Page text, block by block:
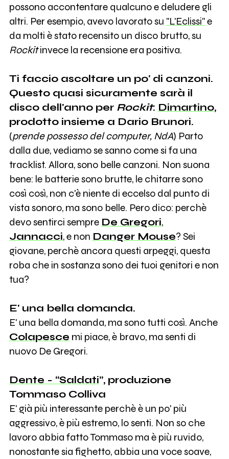
possono accontentare qualcuno e deludere gli
altri. Per esempio, avevo lavorato su "L'Eclissi"e
da molti è stato recensito un disco brutto, su
Rockitinvece la recensione era positiva.
Ti faccio ascoltare un po' di canzoni.
Questo quasi sicuramente sarà il
disco dell'anno per Rockit: Dimartino,
prodotto insieme a Dario Brunori.
(prende possesso del computer, NdA) Parto
dalla due, vediamo se sanno come si fa una
tracklist. Allora, sono belle canzoni. Non suona
bene: le batterie sono brutte, le chitarre sono
così così, non c'è niente di eccelso dal punto di
vista sonoro, ma sono belle. Pero dico: perchè
devo sentirci sempre De Gregori,
Jannacci,e non Danger Mouse? Sei
giovane, perchè ancora questi arpeggi, questa
roba che in sostanza sono dei tuoi genitori e non
tua?
E' una bella domanda.
E' una bella domanda, ma sono tutti così. Anche
Colapesce mi piace, è bravo, ma senti di
nuovo De Gregori.
Dente - “Saldati”, produzione
Tommaso Colliva
E' già più interessante perchè è un po' più
aggressivo, è più estremo, lo senti. Non so che
lavoro abbia fatto Tommaso ma è più ruvido,
nonostante sia fighetto, abbia una voce soave,